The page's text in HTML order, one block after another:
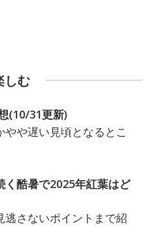
しむ
(10/31更新)
や遅い見頃となるとこ
く酷暑で2025年紅葉はど
さないポイントまで紹